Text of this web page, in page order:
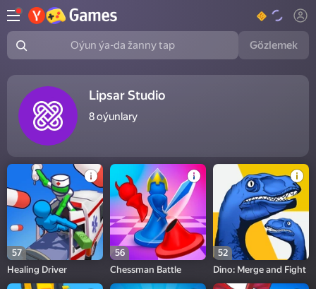
Oýun ýa-da žanny tap Gözlemek
Lipsar Studio
8oýunlary
57
Healing Driver
56
Chessman Battle
52
Dino: Merge and Fight